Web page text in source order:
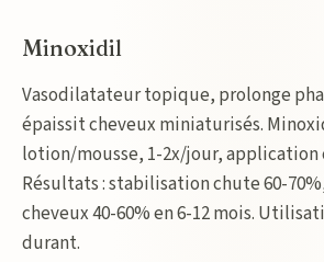
Minoxidil
Vasodilatateur topique, prolonge
épaissit cheveux miniaturisés.
lotion/mousse, 1-2x/jour, application
Résultats : stabilisation chute 60-
cheveux 40-60% en 6-12 mois.
durant.